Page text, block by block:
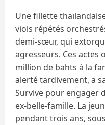
Une fillette
viols répétés
demi-sœur, qui
agresseurs. Ces actes
million de bahts à la
alerté tardivement, a
Survive pour engager
ex-belle-famille. La
pendant trois ans,